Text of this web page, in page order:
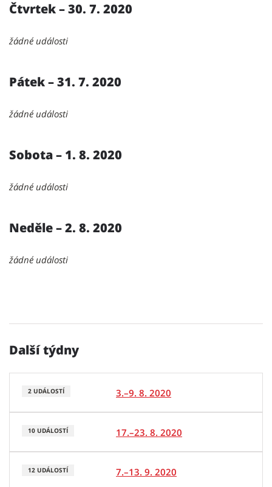
Čtvrtek – 30. 7. 2020
žádné události
Pátek – 31. 7. 2020
žádné události
Sobota – 1. 8. 2020
žádné události
Neděle – 2. 8. 2020
žádné události
Další týdny
2 UDÁLOSTÍ 3.–9. 8. 2020
10 UDÁLOSTÍ 17.–23. 8. 2020
12 UDÁLOSTÍ 7.–13. 9. 2020